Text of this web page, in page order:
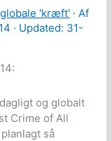
'kræft' · Af
· Updated: 31-
og globalt
Crime of All
så